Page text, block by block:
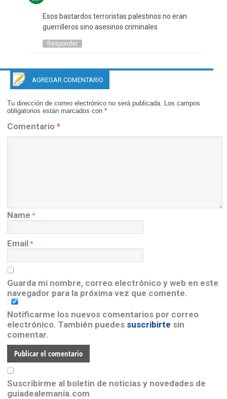
Esos bastardos terroristas palestinos no eran
guerrilleros sino asesinos criminales
Responder
AGREGAR COMENTARIO
Tu dirección de correo electrónico no será publicada.
Los campos
obligatorios están marcados con *
Comentario *
Name *
Email *
Guarda mi nombre, correo electrónico y web en este
navegador para la próxima vez que comente.
Notificarme los nuevos comentarios por correo
electrónico. También puedes suscribirte sin
comentar.
Suscribirme al boletin de noticias y novedades de
guiadealemania.com